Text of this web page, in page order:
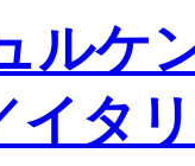
ルケ
イタ